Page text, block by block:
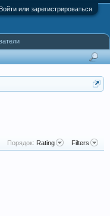
Войти или зарегистрироваться
Порядок: Rating Filters